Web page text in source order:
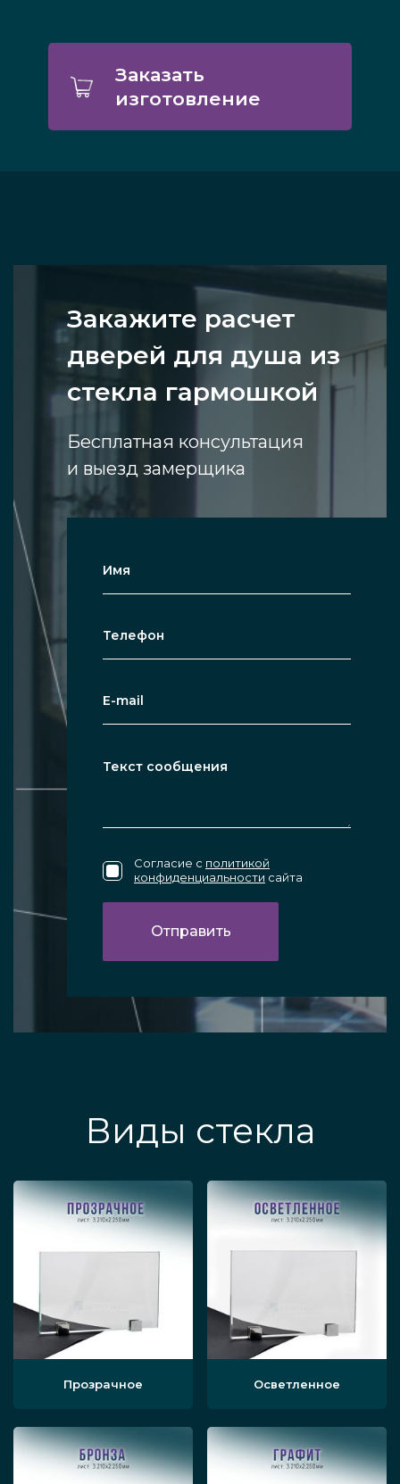
Заказать
изготовление
Закажите расчет
дверей для душа из
стекла гармошкой
Бесплатная консультация
и выезд замерщика
Согласие с политикой
конфиденциальности сайта
Виды стекла
Прозрачное Осветленное